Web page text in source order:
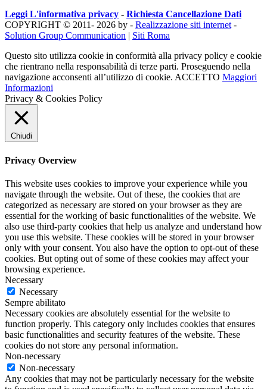
Leggi L'informativa privacy - Richiesta Cancellazione Dati
COPYRIGHT © 2011- 2026 by - Realizzazione siti internet-
Solution Group Communication | Siti Roma
Questo sito utilizza cookie in conformità alla privacy policy e cookie
che rientrano nella responsabilità di terze parti. Proseguendo nella
navigazione acconsenti all’utilizzo di cookie. ACCETTO Maggiori
Informazioni
Privacy & Cookies Policy
Chiudi
Privacy Overview
This website uses cookies to improve your experience while you
navigate through the website. Out of these, the cookies that are
categorized as necessary are stored on your browser as they are
essential for the working of basic functionalities of the website. We
also use third-party cookies that help us analyze and understand how
you use this website. These cookies will be stored in your browser
only with your consent. You also have the option to opt-out of these
cookies. But opting out of some of these cookies may affect your
browsing experience.
Necessary
Necessary
Sempre abilitato
Necessary cookies are absolutely essential for the website to
function properly. This category only includes cookies that ensures
basic functionalities and security features of the website. These
cookies do not store any personal information.
Non-necessary
Non-necessary
Any cookies that may not be particularly necessary for the website